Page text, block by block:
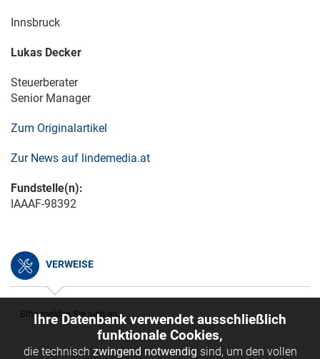
Innsbruck
Lukas Decker
Steuerberater
Senior Manager
Zum Originalartikel
Zur News auf lindemedia.at
Fundstelle(n):
IAAAF-98392
VERWEISE
Bitte melden Sie sich an.
Ihre Datenbank verwendet ausschließlich
funktionale Cookies,
die technisch zwingend notwendig sind, um den vollen